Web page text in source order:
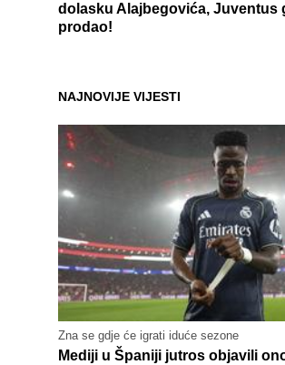
dolasku Alajbegovića, Juventus
prodao!
NAJNOVIJE VIJESTI
Zna se gdje će igrati iduće sezone
Mediji u Španiji jutros objavili